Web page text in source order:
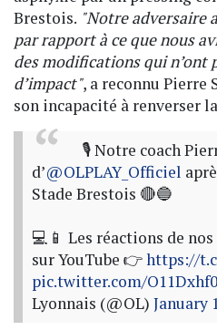
Brestois. "Notre adversaire
par rapport à ce que nous
des modifications qui n’ont
d’impact", a reconnu Pierre
son incapacité à renverser
🎙️ Notre coach
d’@OLPLAY_Officiel
Stade Brestois 🔴🔵
💻📱 Les réactions de nos
sur YouTube 👉https://
pic.twitter.com/
Lyonnais (@OL) January